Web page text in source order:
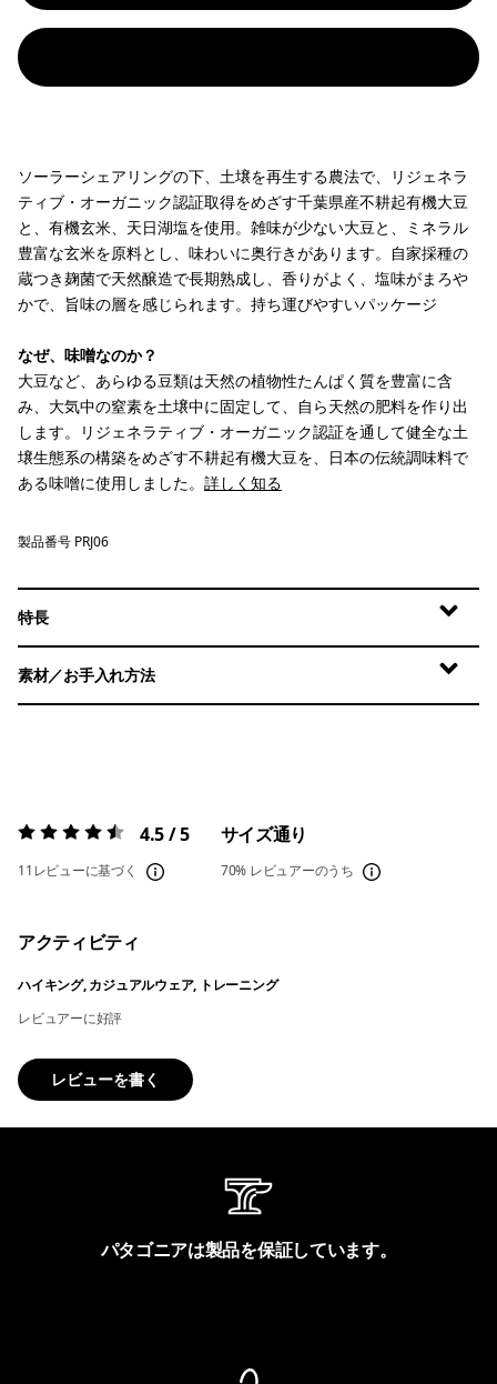
ソーラーシェアリングの下、土壌を再生する農法で、リジェネラ
ティブ・オーガニック認証取得をめざす千葉県産不耕起有機大豆
と、有機玄米、天日湖塩を使用。雑味が少ない大豆と、ミネラル
豊富な玄米を原料とし、味わいに奥行きがあります。自家採種の
蔵つき麹菌で天然醸造で長期熟成し、香りがよく、塩味がまろや
かで、旨味の層を感じられます。持ち運びやすいパッケージ
なぜ、味噌なのか？
大豆など、あらゆる豆類は天然の植物性たんぱく質を豊富に含
み、大気中の窒素を土壌中に固定して、自ら天然の肥料を作り出
します。リジェネラティブ・オーガニック認証を通して健全な土
壌生態系の構築をめざす不耕起有機大豆を、日本の伝統調味料で
ある味噌に使用しました。 詳しく知る
製品番号 PRJ06
特長
素材／お手入れ方法
評価:4.5 / 5 4.5 / 5
11レビューに基づく
サイズ通り
70% レビュアーのうち
アクティビティ
ハイキング, カジュアルウェア, トレーニング
レビュアーに好評
レビューを書く
パタゴニアは製品を保証しています。